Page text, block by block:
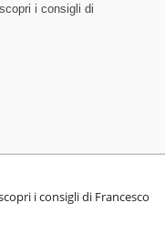
i consigli di
i consigli di Francesco